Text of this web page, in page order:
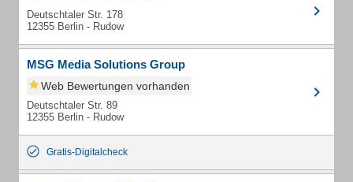
Deutschtaler Str. 178
12355 Berlin - Rudow
MSG Media Solutions Group
Web Bewertungen vorhanden
Deutschtaler Str. 89
12355 Berlin - Rudow
Gratis-Digitalcheck